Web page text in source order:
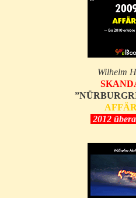
Wilhelm
2012